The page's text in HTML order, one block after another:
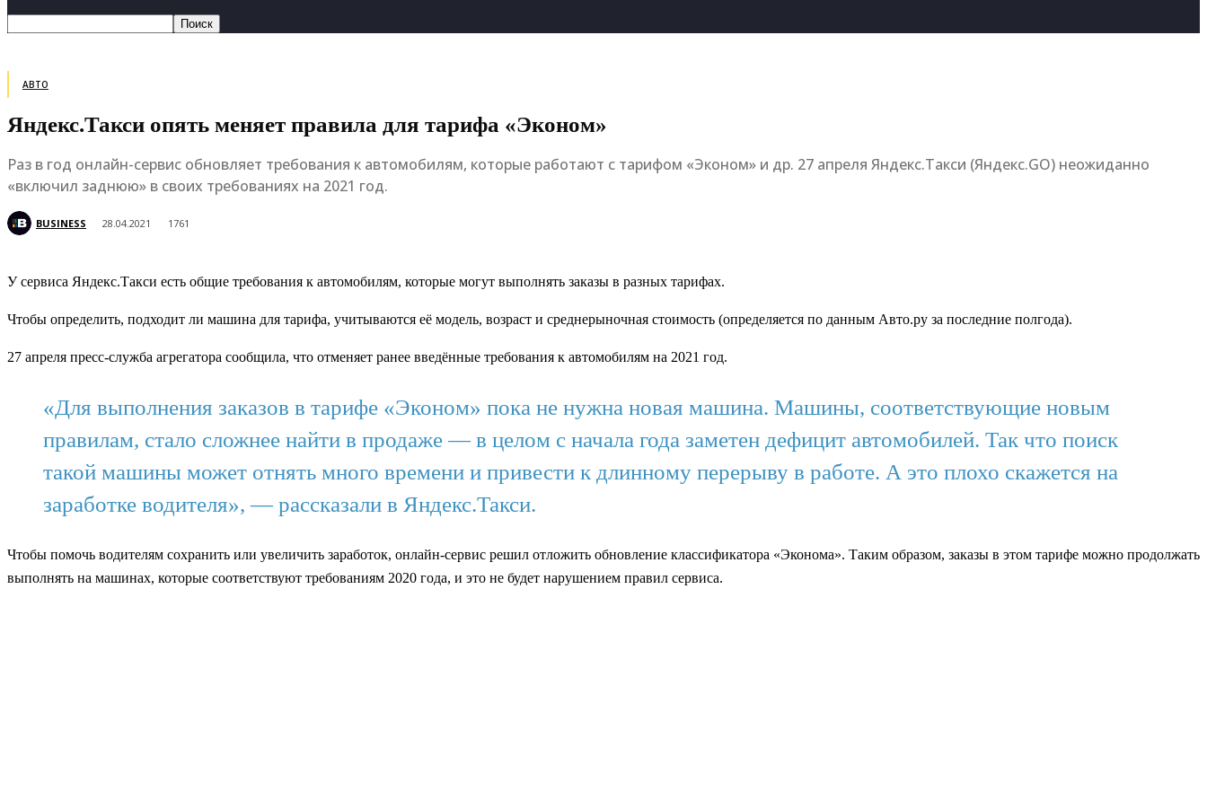
АВТО
Яндекс.Такси опять меняет правила для тарифа «Эконом»
Раз в год онлайн-сервис обновляет требования к автомобилям, которые работают с тарифом «Эконом» и др. 27 апреля Яндекс.Такси (Яндекс.GO) неожиданно
«включил заднюю» в своих требованиях на 2021 год.
BUSINESS 28.04.2021 1761
У сервиса Яндекс.Такси есть общие требования к автомобилям, которые могут выполнять заказы в разных тарифах.
Чтобы определить, подходит ли машина для тарифа, учитываются её модель, возраст и среднерыночная стоимость (определяется по данным Авто.ру за последние полгода).
27 апреля пресс-служба агрегатора сообщила, что отменяет ранее введённые требования к автомобилям на 2021 год.
«Для выполнения заказов в тарифе «Эконом» пока не нужна новая машина. Машины, соответствующие новым
правилам, стало сложнее найти в продаже — в целом с начала года заметен дефицит автомобилей. Так что поиск
такой машины может отнять много времени и привести к длинному перерыву в работе. А это плохо скажется на
заработке водителя», — рассказали в Яндекс.Такси.
Чтобы помочь водителям сохранить или увеличить заработок, онлайн-сервис решил отложить обновление классификатора «Эконома». Таким образом, заказы в этом тарифе можно продолжать
выполнять на машинах, которые соответствуют требованиям 2020 года, и это не будет нарушением правил сервиса.